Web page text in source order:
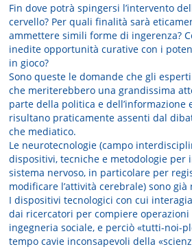
Fin dove potrà spingersi l’intervento
cervello? Per quali finalità sarà
ammettere simili forme di ingerenza?
inedite opportunità curative con i
in gioco?
Sono queste le domande che gli
che meriterebbero una grandissima
parte della politica e dell’informazione
risultano praticamente assenti dal
che mediatico.
Le neurotecnologie (campo
dispositivi, tecniche e metodologie per
sistema nervoso, in particolare per
modificare l’attività cerebrale) sono
I dispositivi tecnologici con cui
dai ricercatori per compiere
ingegneria sociale, e perciò «tutti-noi-
tempo cavie inconsapevoli della